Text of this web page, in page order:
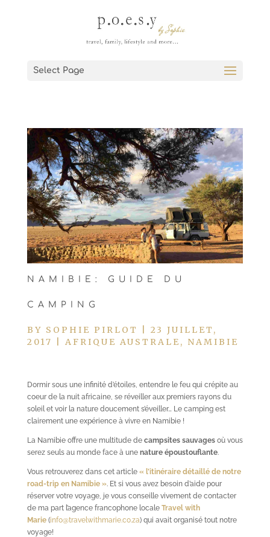
Select Page
NAMIBIE: GUIDE DU
CAMPING
BY SOPHIE PIRLOT
23 JUILLET,
2017
AFRIQUE AUSTRALE , NAMIBIE
Dormir sous une infinité d’étoiles, entendre le feu qui crépite au
coeur de la nuit africaine, se réveiller aux premiers rayons du
soleil et voir la nature doucement s’éveiller… Le camping est
clairement une expérience à vivre en Namibie !
La Namibie offre une multitude de campsites sauvagesoù vous
serez seuls au monde face à une nature époustouflante.
Vous retrouverez dans cet article « l’itinéraire détaillé de notre
road-trip en Namibie ». Et si vous avez besoin d’aide pour
réserver votre voyage, je vous conseille vivement de contacter
de ma part l’agence francophone locale Travel with
Marie(info@travelwithmarie.co.za) qui avait organisé tout notre
voyage!